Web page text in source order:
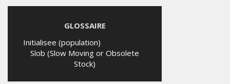
GLOSSAIRE
Initialisee (population)
Slob (Slow Moving or Obsolete
Stock)